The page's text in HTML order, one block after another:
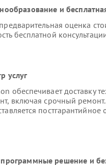
и
оценка
бесплатной
услуг
обеспечивает доставку
включая срочный ремонт.
решение и